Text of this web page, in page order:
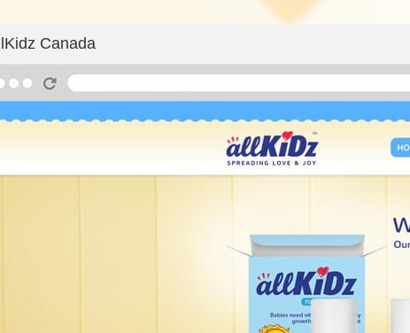
Canada